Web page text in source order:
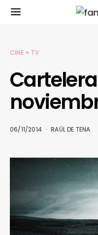
CINE + TV
06/11/2014 RAÜL DE TENA